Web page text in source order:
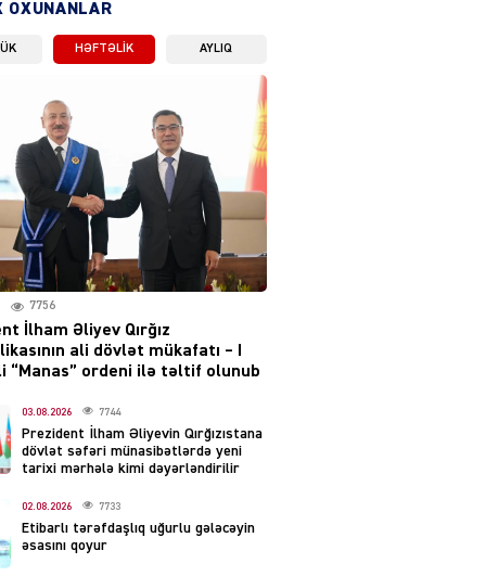
Moskvada güclü partlayış
səsləri eşidildi
07.08.2026 5489
Rusiya-Ukrayna
münaqişəsinin həllində
irəliləyiş var – Tramp
07.08.2026
imzaladı
07.08.2026 5489
Tehran və İrəvandan
“Tramp yolu”na HƏMLƏ –
REAKSİYA
OXUNANLAR
HƏFTƏLIK AYLIQ
7756
İlham Əliyev Qırğız
ali dövlət mükafatı – I
“Manas” ordeni ilə təltif olunub
03.08.2026 7744
Prezident İlham Əliyevin Qırğızıstana
dövlət səfəri münasibətlərdə yeni
tarixi mərhələ kimi dəyərləndirilir
02.08.2026 7733
Etibarlı tərəfdaşlıq uğurlu gələcəyin
əsasını qoyur